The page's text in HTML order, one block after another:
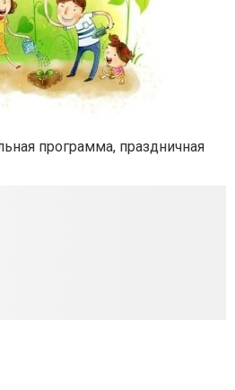
программа, праздничная